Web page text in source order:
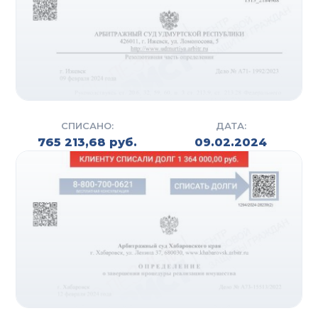
СУДЕБНОЕ И
ВНЕСУДЕБНОЕ
СПИСАНО:
765 213,68 руб.
ДАТА:
09.02.2024